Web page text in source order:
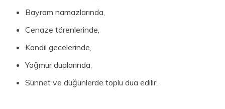
Bayram namazlarında,
Cenaze törenlerinde,
Kandil gecelerinde,
Yağmur dualarında,
Sünnet ve düğünlerde toplu dua edilir.